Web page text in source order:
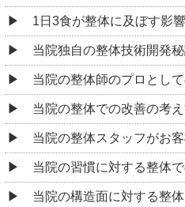
1日3食が整体に及ぼす影響
当院独自の整体技術開発
当院の整体師のプロとして
当院の整体での改善の考
当院の整体スタッフがお
当院の習慣に対する整体
当院の構造面に対する整